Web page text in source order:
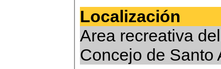
Localización
Area recreativa
Concejo de Santo